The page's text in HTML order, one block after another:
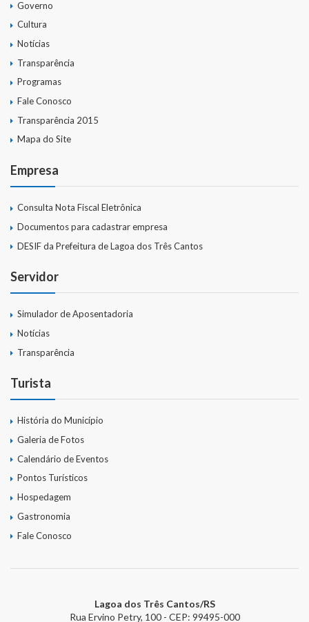
Governo
Cultura
Notícias
Transparência
Programas
Fale Conosco
Transparência 2015
Mapa do Site
Empresa
Consulta Nota Fiscal Eletrônica
Documentos para cadastrar empresa
DESIF da Prefeitura de Lagoa dos Três Cantos
Servidor
Simulador de Aposentadoria
Notícias
Transparência
Turista
História do Município
Galeria de Fotos
Calendário de Eventos
Pontos Turísticos
Hospedagem
Gastronomia
Fale Conosco
Lagoa dos Três Cantos/RS
Rua Ervino Petry, 100 - CEP: 99495-000